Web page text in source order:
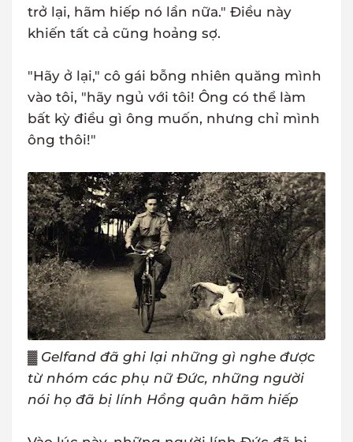
trở lại, hãm hiếp nó lần nữa." Điều này
khiến tất cả cũng hoảng sợ.
"Hãy ở lại," cô gái bỗng nhiên quăng mình
vào tôi, "hãy ngủ với tôi! Ông có thể làm
bất kỳ điều gì ông muốn, nhưng chỉ mình
ông thôi!"
▓ Gelfand đã ghi lại những gì nghe được
từ nhóm các phụ nữ Đức, những người
nói họ đã bị lính Hồng quân hãm hiếp